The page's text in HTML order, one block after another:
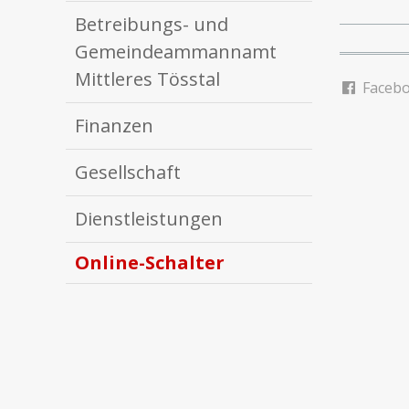
Betreibungs- und
Gemeindeammannamt
Mittleres Tösstal
Finanzen
Gesellschaft
Dienstleistungen
Online-Schalter